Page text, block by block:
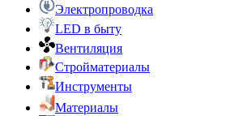
Электропроводка
LED в быту
Вентиляция
Стройматериалы
Инструменты
Материалы